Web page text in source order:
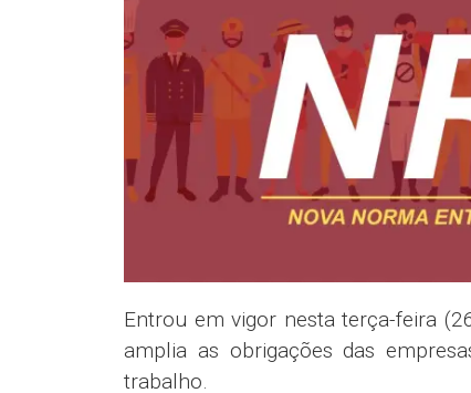
Entrou em vigor nesta terça-feira
amplia as obrigações das
trabalho.